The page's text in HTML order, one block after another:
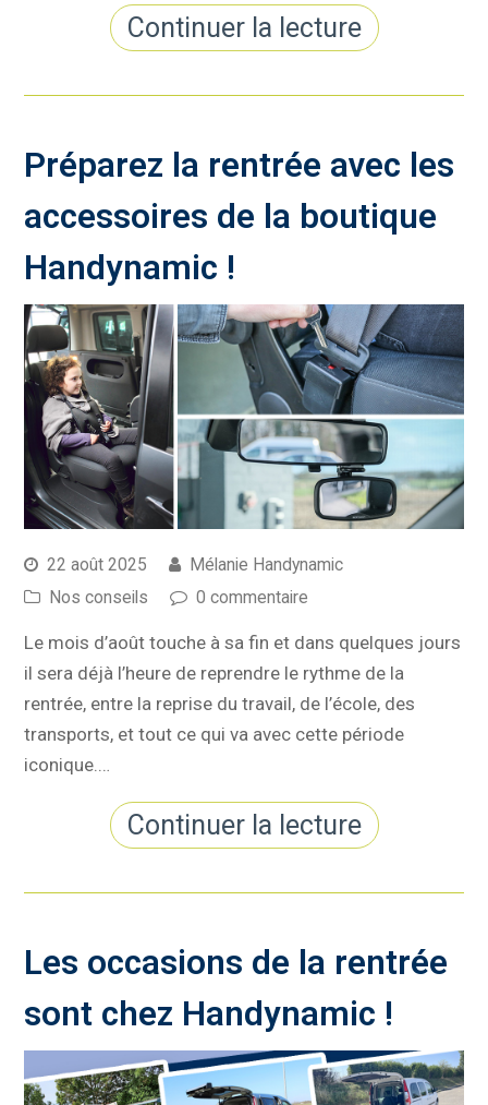
Continuer la lecture
Préparez la rentrée avec les
accessoires de la boutique
Handynamic !
22 août 2025
Mélanie Handynamic
Nos conseils
0 commentaire
Le mois d’août touche à sa fin et dans quelques jours
il sera déjà l’heure de reprendre le rythme de la
rentrée, entre la reprise du travail, de l’école, des
transports, et tout ce qui va avec cette période
iconique.…
Continuer la lecture
Les occasions de la rentrée
sont chez Handynamic !